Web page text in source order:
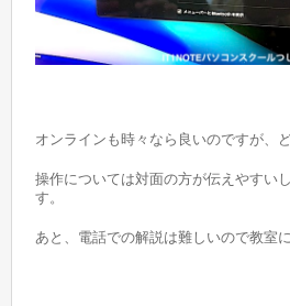
オンラインも時々なら良いのですが、
操作については対面の方が伝えやすい
す。
あと、電話での解説は難しいので教室